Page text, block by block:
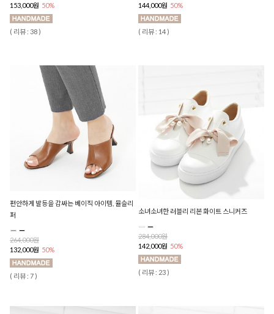
153,000원 50%
( 리뷰 : 38 )
144,000원 50%
( 리뷰 : 14 )
편안하게 발등을 감싸는 베이직 아이템, 뮬슬리
퍼
264,000원
132,000원 50%
( 리뷰 : 7 )
소녀소녀한 러블리 리본 화이트 스니커즈
284,000원
142,000원 50%
( 리뷰 : 23 )